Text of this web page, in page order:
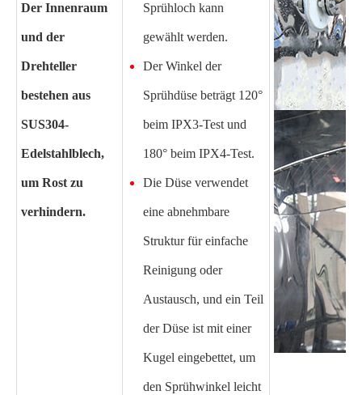
Der Innenraum
und der
Drehteller
bestehen aus
SUS304-
Edelstahlblech,
um Rost zu
verhindern.
Sprühloch kann
gewählt werden.
Der Winkel der
Sprühdüse beträgt 120°
beim IPX3-Test und
180° beim IPX4-Test.
Die Düse verwendet
eine abnehmbare
Struktur für einfache
Reinigung oder
Austausch, und ein Teil
der Düse ist mit einer
Kugel eingebettet, um
den Sprühwinkel leicht